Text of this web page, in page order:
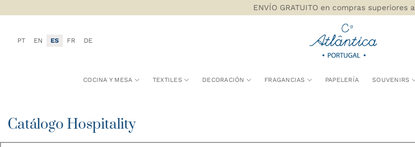
al
ENVÍO GRATUITO en compras superiores a
PT EN ES FR DE
COCINA Y MESA TEXTILES DECORACIÓN FRAGANCIAS PAPELERÍA SOUVENIRS
Catálogo Hospitality